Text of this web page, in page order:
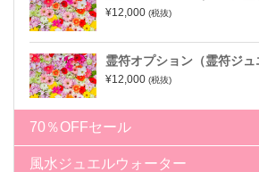
¥12,000 (税抜)
霊符オプション（霊符ジュ
¥12,000 (税抜)
70％OFFセール
風水ジュエルウォーター